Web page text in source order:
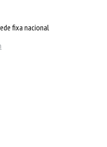
fixa nacional